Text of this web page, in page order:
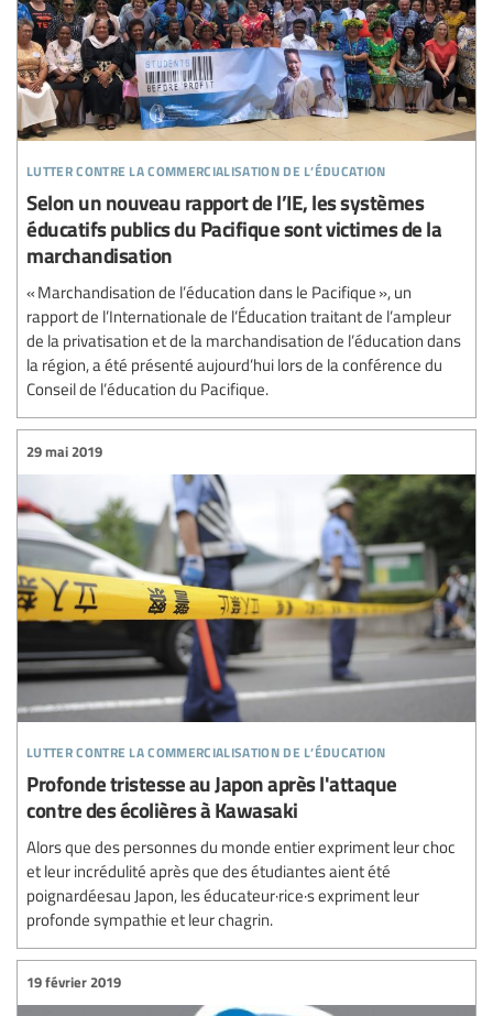
lutter contre la commercialisation de l’éducation
Selon un nouveau rapport de l’IE, les systèmes
éducatifs publics du Pacifique sont victimes de la
marchandisation
« Marchandisation de l’éducation dans le Pacifique », un
rapport de l’Internationale de l’Éducation traitant de l’ampleur
de la privatisation et de la marchandisation de l’éducation dans
la région, a été présenté aujourd’hui lors de la conférence du
Conseil de l’éducation du Pacifique.
lutter contre la commercialisation de l’éducation
29 mai 2019
Profonde tristesse au Japon après l'attaque
contre des écolières à Kawasaki
Alors que des personnes du monde entier expriment leur choc
et leur incrédulité après que des étudiantes aient été
poignardéesau Japon, les éducateur·rice·s expriment leur
profonde sympathie et leur chagrin.
19 février 2019